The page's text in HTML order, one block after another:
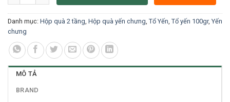
Danh mục: Hộp quà 2 tầng, Hộp quà yến chưng, Tổ Yến, Tổ yến 100gr, Yến
chưng
MÔ TẢ
BRAND